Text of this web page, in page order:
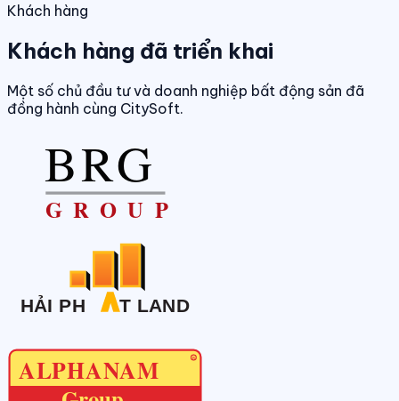
Khách hàng
Khách hàng đã triển khai
Một số chủ đầu tư và doanh nghiệp bất động sản đã
đồng hành cùng CitySoft.